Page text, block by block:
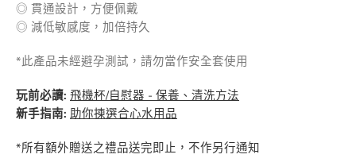
◎ 貫通設計，方便佩戴
◎ 減低敏感度，加倍持久
*此產品未經避孕測試，請勿當作安全套使用
玩前必讀: 飛機杯/自慰器 - 保養、清洗方法
新手指南: 助你揀選合心水用品
*所有額外贈送之禮品送完即止，不作另行通知